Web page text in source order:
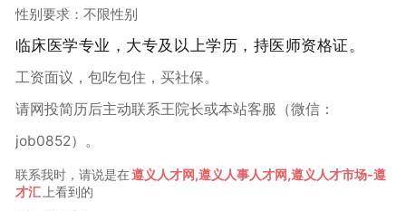
性别要求：不限性别
临床医学专业，大专及以上学历，持医师资格证。
工资面议，包吃包住，买社保。
请网投简历后主动联系王院长或本站客服（微信：
job0852）。
联系我时，请说是在遵义人才网,遵义人事人才网,遵义人才市场-遵
才汇上看到的